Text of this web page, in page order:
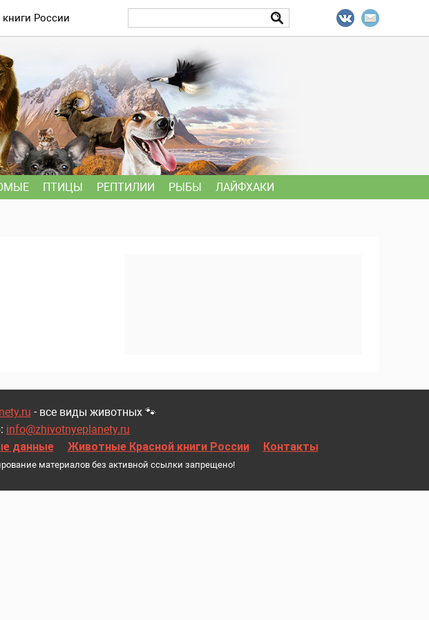
России
ПТИЦЫ РЕПТИЛИИ РЫБЫ ЛАЙФХАКИ
- все виды животных 🐾
info@zhivotnyeplanety.ru
данные Животные Красной книги России Контакты
материалов без активной ссылки запрещено!